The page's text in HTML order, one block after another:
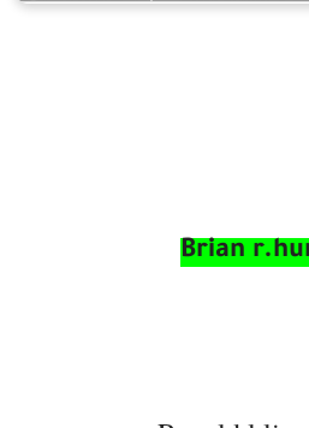
Brian